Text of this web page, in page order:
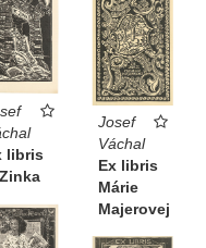
libris
Josef
Váchal
Ex libris
Márie
Majerovej